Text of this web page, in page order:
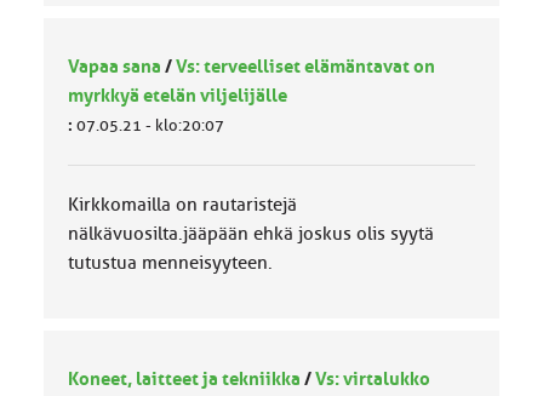
Vapaa sana /Vs: terveelliset elämäntavat on
myrkkyä etelän viljelijälle
: 07.05.21 - klo:20:07
Kirkkomailla on rautaristejä
nälkävuosilta.jääpään ehkä joskus olis syytä
tutustua menneisyyteen.
Koneet, laitteet ja tekniikka /Vs: virtalukko